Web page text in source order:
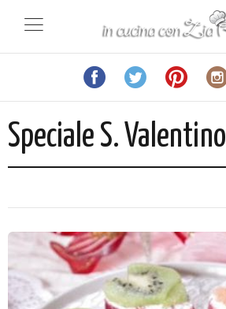
Speciale S. Valentino